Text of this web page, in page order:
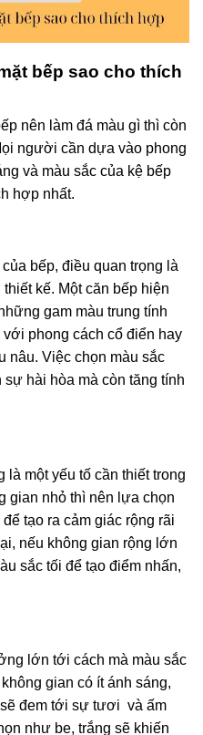
bếp sao cho thích
nên làm đá màu gì thì còn
người cần dựa vào phong
và màu sắc của kệ bếp
hợp nhất.
bếp, điều quan trọng là
kế. Một căn bếp hiện
gam màu trung tính
phong cách cổ điển hay
nâu. Việc chọn màu sắc
hài hòa mà còn tăng tính
là một yếu tố cần thiết trong
gian nhỏ thì nên lựa chọn
tạo ra cảm giác rộng rãi
nếu không gian rộng lớn
sắc tối để tạo điểm nhấn,
lớn tới cách mà màu sắc
gian có ít ánh sáng,
đem tới sự tươi và ấm
như be, trắng sẽ khiến